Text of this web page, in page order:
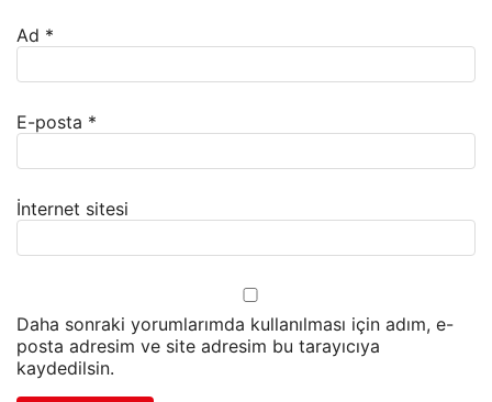
Ad *
E-posta *
İnternet sitesi
Daha sonraki yorumlarımda kullanılması için adım, e-
posta adresim ve site adresim bu tarayıcıya
kaydedilsin.